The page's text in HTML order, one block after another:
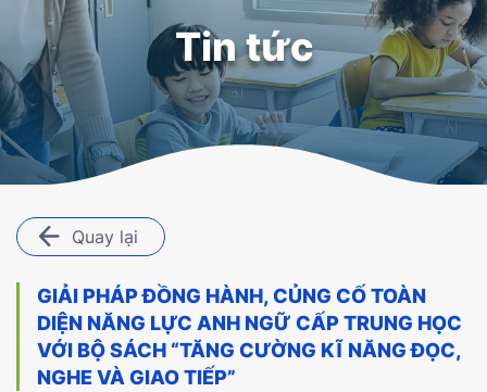
Tin tức
Quay lại
GIẢI PHÁP ĐỒNG HÀNH, CỦNG CỐ TOÀN
DIỆN NĂNG LỰC ANH NGỮ CẤP TRUNG HỌC
VỚI BỘ SÁCH “TĂNG CƯỜNG KĨ NĂNG ĐỌC,
NGHE VÀ GIAO TIẾP”